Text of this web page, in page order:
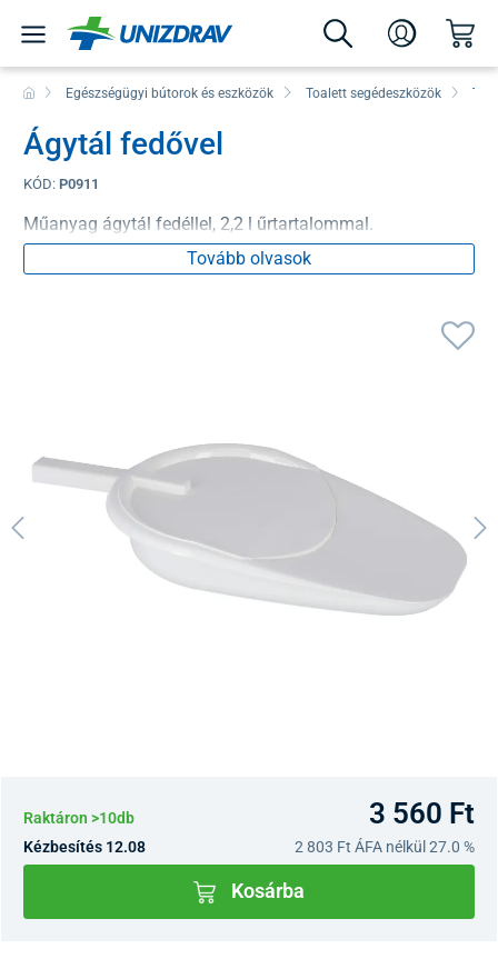
Egészségügyi bútorok és eszközök Toalett segédeszközök
Ágytál fedővel
KÓD: P0911
Műanyag ágytál fedéllel, 2,2 l űrtartalommal.
Tovább olvasok
Raktáron >10db 3 560 Ft
Kézbesítés 12.08 2 803 Ft ÁFA nélkül 27.0 %
Kosárba